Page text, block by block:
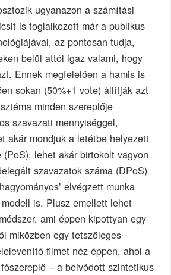
ugyanazon a számítási
is foglalkozott már a publikus
az pontosan tudja,
belül attól igaz valami, hogy
Ennek megfelelően a hamis is
sokan (50%+1 vote) állítják azt
minden szereplője
szavazati mennyiséggel,
akár mondjuk a letétbe helyezett
(PoS), lehet akár birtokolt vagyon
szavazatok száma (DPoS)
elvégzett munka
is. Plusz emellett lehet
ami éppen kipottyan egy
miközben egy tetszőleges
filmet néz éppen, ahol a
– a beivódott szintetikus